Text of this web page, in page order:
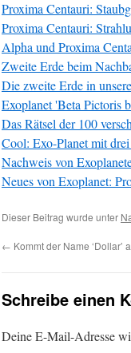
Proxima Centauri:
Proxima Centauri:
Alpha und Proxima
Zweite Erde beim
Die zweite Erde in
Exoplanet 'Beta Pictoris
Das Rätsel der 100
Cool: Exo-Planet mit
Nachweis von
Neues von Exoplanet:
Dieser Beitrag wurde unter
← Kommt der Name ‘Dollar’
Schreibe einen
Deine E-Mail-Adresse